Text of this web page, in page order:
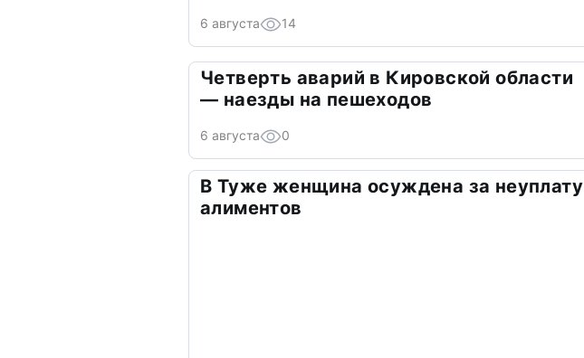
6 августа 14
Четверть аварий в Кировской области
— наезды на пешеходов
6 августа 0
В Туже женщина осуждена за неуплату
алиментов